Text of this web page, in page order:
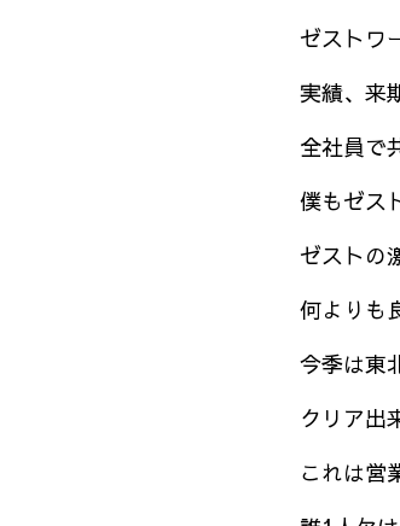
ゼストワ
実績、来
全社員で
僕もゼス
ゼストの
何よりも
今季は東
クリア出
これは営